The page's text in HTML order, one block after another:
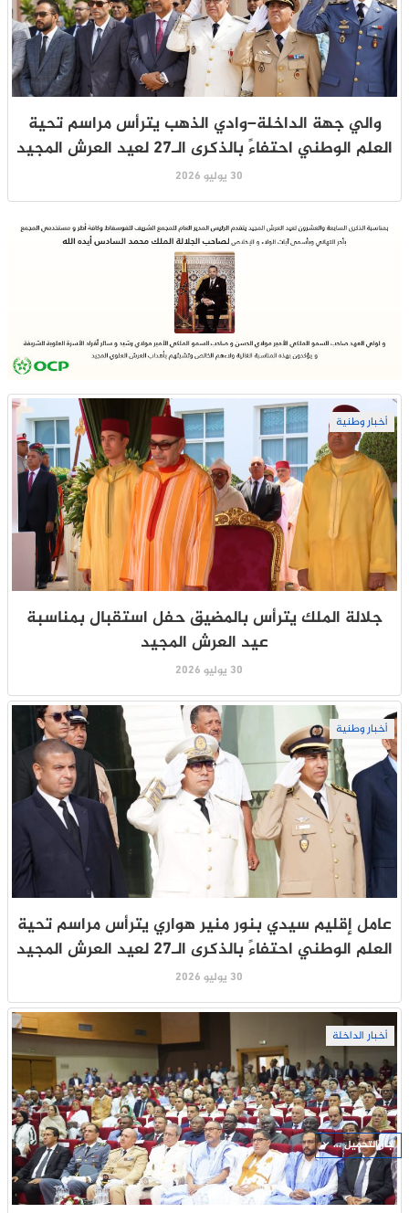
والي جهة الداخلة–وادي الذهب يترأس مراسم تحية
العلم الوطني احتفاءً بالذكرى الـ27 لعيد العرش المجيد
30 يوليو 2026
أخبار وطنية
جلالة الملك يترأس بالمضيق حفل استقبال بمناسبة
عيد العرش المجيد
30 يوليو 2026
أخبار وطنية
عامل إقليم سيدي بنور منير هواري يترأس مراسم تحية
العلم الوطني احتفاءً بالذكرى الـ27 لعيد العرش المجيد
30 يوليو 2026
أخبار الداخلة
جار التحميل ...